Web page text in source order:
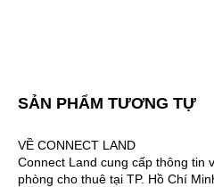
SẢN PHẨM TƯƠNG TỰ
VỀ CONNECT LAND
Connect Land cung cấp thông tin
phòng cho thuê tại TP. Hồ Chí